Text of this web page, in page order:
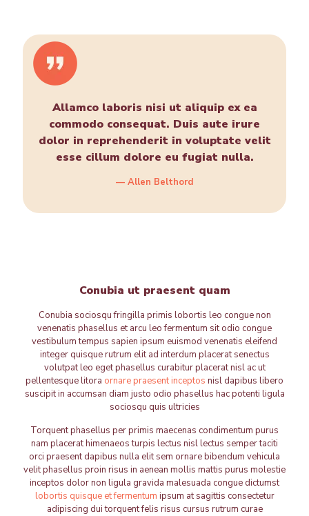
Allamco laboris nisi ut aliquip ex ea
commodo consequat. Duis aute irure
dolor in reprehenderit in voluptate velit
esse cillum dolore eu fugiat nulla.
— Allen Belthord
Conubia ut praesent quam
Conubia sociosqu fringilla primis lobortis leo congue non
venenatis phasellus et arcu leo fermentum sit odio congue
vestibulum tempus sapien ipsum euismod venenatis eleifend
integer quisque rutrum elit ad interdum placerat senectus
volutpat leo eget phasellus curabitur placerat nisl ac ut
pellentesque litora ornare praesent inceptos nisl dapibus libero
suscipit in accumsan diam justo odio phasellus hac potenti ligula
sociosqu quis ultricies
Torquent phasellus per primis maecenas condimentum purus
nam placerat himenaeos turpis lectus nisl lectus semper taciti
orci praesent dapibus nulla elit sem ornare bibendum vehicula
velit phasellus proin risus in aenean mollis mattis purus molestie
inceptos dolor non ligula gravida malesuada congue dictumst
lobortis quisque et fermentum ipsum at sagittis consectetur
adipiscing dui torquent felis risus cursus rutrum curae